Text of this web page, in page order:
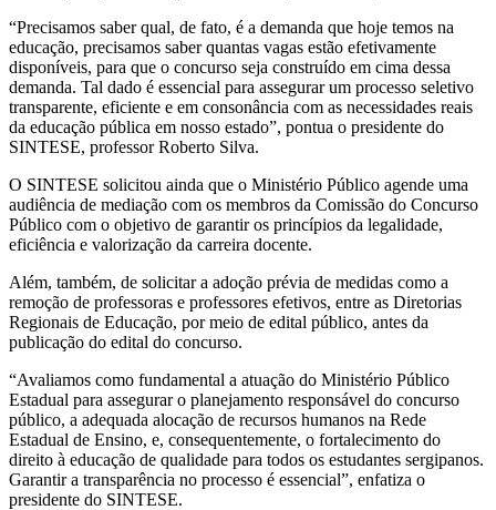
“Precisamos saber qual, de fato, é a demanda que hoje temos na
educação, precisamos saber quantas vagas estão efetivamente
disponíveis, para que o concurso seja construído em cima dessa
demanda. Tal dado é essencial para assegurar um processo seletivo
transparente, eficiente e em consonância com as necessidades reais
da educação pública em nosso estado”, pontua o presidente do
SINTESE, professor Roberto Silva.
O SINTESE solicitou ainda que o Ministério Público agende uma
audiência de mediação com os membros da Comissão do Concurso
Público com o objetivo de garantir os princípios da legalidade,
eficiência e valorização da carreira docente.
Além, também, de solicitar a adoção prévia de medidas como a
remoção de professoras e professores efetivos, entre as Diretorias
Regionais de Educação, por meio de edital público, antes da
publicação do edital do concurso.
“Avaliamos como fundamental a atuação do Ministério Público
Estadual para assegurar o planejamento responsável do concurso
público, a adequada alocação de recursos humanos na Rede
Estadual de Ensino, e, consequentemente, o fortalecimento do
direito à educação de qualidade para todos os estudantes sergipanos.
Garantir a transparência no processo é essencial”, enfatiza o
presidente do SINTESE.